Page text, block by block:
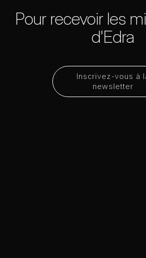
Inscrivez-vous à
newsletter
Pour recevoir les
d'Edra